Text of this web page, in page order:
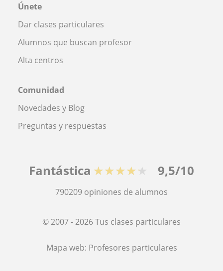
Únete
Dar clases particulares
Alumnos que buscan profesor
Alta centros
Comunidad
Novedades y Blog
Preguntas y respuestas
Fantástica ★★★★★ 9,5/10
790209 opiniones de alumnos
© 2007 - 2026 Tus clases particulares
Mapa web: Profesores particulares